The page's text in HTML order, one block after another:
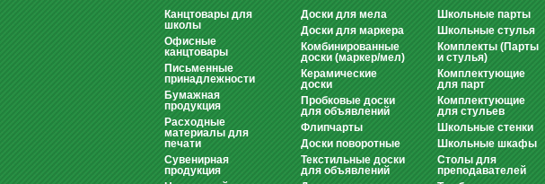
Канцтовары для
школы
Офисные
канцтовары
Письменные
принадлежности
Бумажная
продукция
Расходные
материалы для
печати
Сувенирная
продукция
Доски для мела
Доски для маркера
Комбинированные
доски (маркер/мел)
Керамические
доски
Пробковые доски
для объявлений
Флипчарты
Доски поворотные
Текстильные доски
для объявлений
Школьные парты
Школьные стулья
Комплекты (Парты
и стулья)
Комплектующие
для парт
Комплектующие
для стульев
Школьные стенки
Школьные шкафы
Столы для
преподавателей